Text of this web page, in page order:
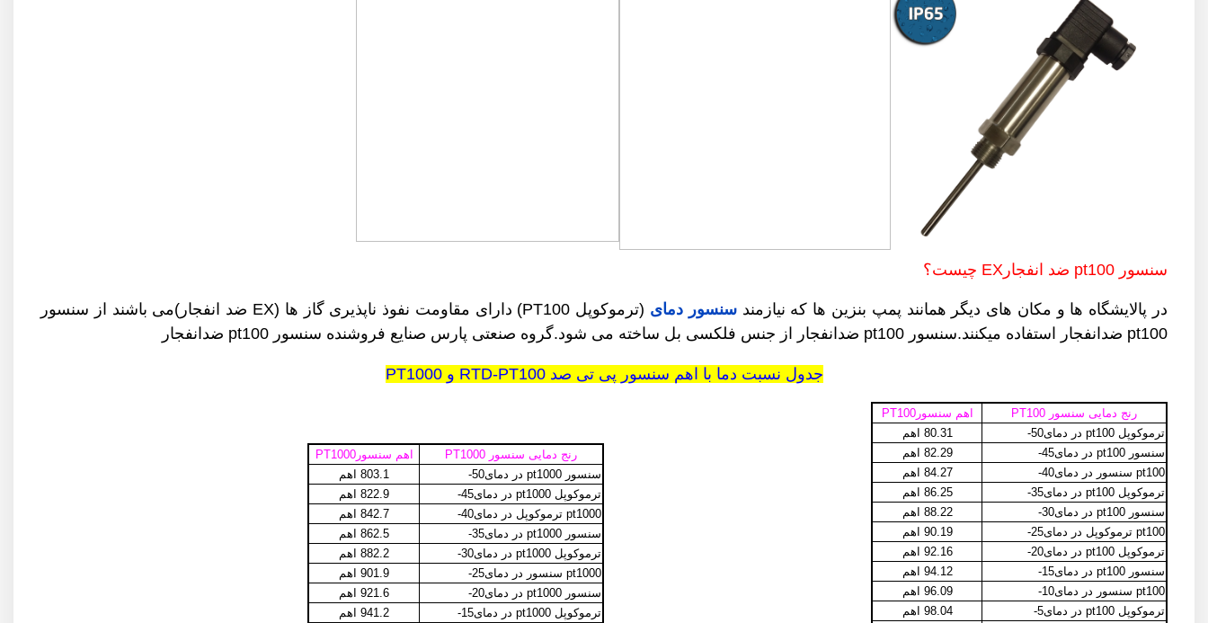
سنسور pt100 ضد انفجارEX چیست؟
در پالایشگاه ها و مکان های دیگر همانند پمپ بنزین ها که نیازمندسنسور دمای
(ترموکوپل PT100) دارای مقاومت نفوذ ناپذیری گاز ها (EX ضد انفجار)می باشند از سنسور
pt100 ضدانفجار استفاده میکنند.سنسور pt100 ضدانفجار از جنس فلکسی بل ساخته می شود.گروه صنعتی پارس صنایع فروشنده سنسور pt100 ضدانفجار
جدول نسبت دما با اهم سنسور پی تی صد RTD-PT100 و PT1000
رنج دمایی سنسور PT100
اهم سنسورPT100
ترموکوپل pt100 در دمای50-
80.31 اهم
سنسور pt100 در دمای45-
82.29 اهم
pt100 سنسور در دمای40-
84.27 اهم
ترموکوپل pt100 در دمای35-
86.25 اهم
سنسور pt100 در دمای30-
88.22 اهم
pt100 ترموکوپل در دمای25-
90.19 اهم
ترموکوپل pt100 در دمای20-
92.16 اهم
سنسور pt100 در دمای15-
94.12 اهم
pt100 سنسور در دمای10-
96.09 اهم
ترموکوپل pt100 در دمای5-
98.04 اهم
رنج دمایی سنسور PT1000
اهم سنسورPT1000
سنسور pt1000 در دمای50-
803.1 اهم
ترموکوپل pt1000 در دمای45-
822.9 اهم
pt1000 ترموکوپل در دمای40-
842.7 اهم
سنسور pt1000 در دمای35-
862.5 اهم
ترموکوپل pt1000 در دمای30-
882.2 اهم
pt1000 سنسور در دمای25-
901.9 اهم
سنسور pt1000 در دمای20-
921.6 اهم
ترموکوپل pt1000 در دمای15-
941.2 اهم